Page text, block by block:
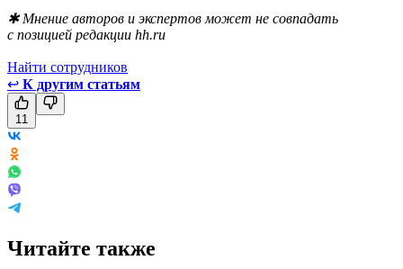
✱ Мнение авторов и экспертов может не совпадать
с позицией редакции hh.ru
Найти сотрудников
↩ К другим статьям
11
Читайте также